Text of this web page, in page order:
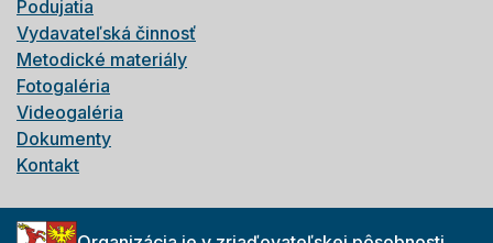
Podujatia
Vydavateľská činnosť
Metodické materiály
Fotogaléria
Videogaléria
Dokumenty
Kontakt